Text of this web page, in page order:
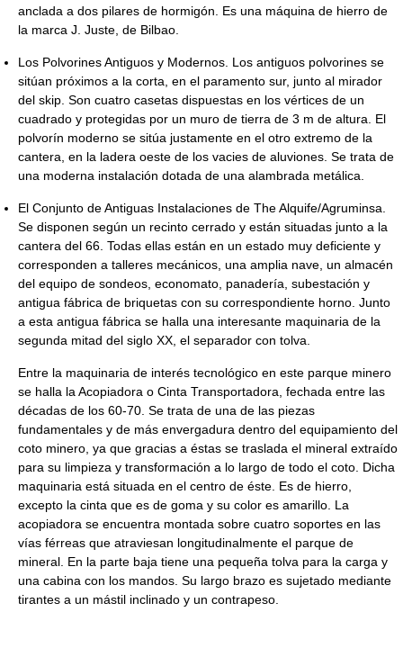
anclada a dos pilares de hormigón. Es una máquina de hierro de
la marca J. Juste, de Bilbao.
Los Polvorines Antiguos y Modernos. Los antiguos polvorines se
sitúan próximos a la corta, en el paramento sur, junto al mirador
del skip. Son cuatro casetas dispuestas en los vértices de un
cuadrado y protegidas por un muro de tierra de 3 m de altura. El
polvorín moderno se sitúa justamente en el otro extremo de la
cantera, en la ladera oeste de los vacies de aluviones. Se trata de
una moderna instalación dotada de una alambrada metálica.
El Conjunto de Antiguas Instalaciones de The Alquife/Agruminsa.
Se disponen según un recinto cerrado y están situadas junto a la
cantera del 66. Todas ellas están en un estado muy deficiente y
corresponden a talleres mecánicos, una amplia nave, un almacén
del equipo de sondeos, economato, panadería, subestación y
antigua fábrica de briquetas con su correspondiente horno. Junto
a esta antigua fábrica se halla una interesante maquinaria de la
segunda mitad del siglo XX, el separador con tolva.
Entre la maquinaria de interés tecnológico en este parque minero
se halla la Acopiadora o Cinta Transportadora, fechada entre las
décadas de los 60-70. Se trata de una de las piezas
fundamentales y de más envergadura dentro del equipamiento del
coto minero, ya que gracias a éstas se traslada el mineral extraído
para su limpieza y transformación a lo largo de todo el coto. Dicha
maquinaria está situada en el centro de éste. Es de hierro,
excepto la cinta que es de goma y su color es amarillo. La
acopiadora se encuentra montada sobre cuatro soportes en las
vías férreas que atraviesan longitudinalmente el parque de
mineral. En la parte baja tiene una pequeña tolva para la carga y
una cabina con los mandos. Su largo brazo es sujetado mediante
tirantes a un mástil inclinado y un contrapeso.